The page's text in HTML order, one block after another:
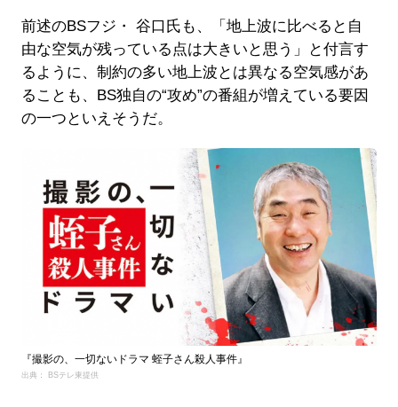
前述のBSフジ・ 谷口氏も、「地上波に比べると自
由な空気が残っている点は大きいと思う」と付言す
るように、制約の多い地上波とは異なる空気感があ
ることも、BS独自の“攻め”の番組が増えている要因
の一つといえそうだ。
『撮影の、一切ないドラマ 蛭子さん殺人事件』
出典： BSテレ東提供